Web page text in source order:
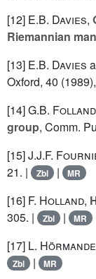
[12] E.B. Davies,
Riemannian
[13] E.B. Davies
Oxford, 40
[14]G.B. Folland
group, Comm.
[15]J.J.F.
21. |
Zbl | MR
[16] F. Holland,
305. |
Zbl | MR
[17] L.
Zbl | MR